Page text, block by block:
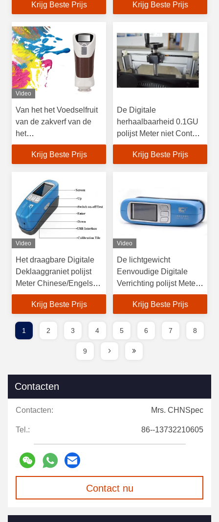
Glastransparantie
Krijg Beste Prijs Krijg Beste Prijs
Video
Van het het Voedselfruit
van de zakverf van de
het
Laboratoriumcolorimeter
Digitaal Draagbaar
Jagerslaboratorium
Krijg Beste Prijs
De Digitale
herhaalbaarheid 0.1GU
polijst Meter niet Contact
polijst het Meten van
SysteemKrijg Beste Prijs
Video
Het draagbare Digitale
Deklaaggraniet polijst
Meter Chinese/Engelse
Omschakeling
Krijg Beste Prijs
Video
De lichtgewicht
Eenvoudige Digitale
Verrichting polijst Meter
voor Meubilair, Hoge
Nauwkeurigheid
Krijg Beste Prijs
1 2 3 4 5 6 7 8
9
Contacten
Contacten: Mrs. CHNSpec
Tel.: 86--13732210605
Contact nu